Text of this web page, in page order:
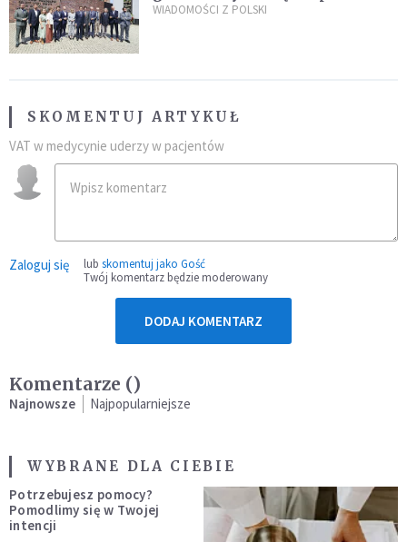
„Dolina Krzemowa”?
WIADOMOŚCI Z POLSKI
SKOMENTUJ ARTYKUŁ
VAT w medycynie uderzy w pacjentów
Zaloguj się lub skomentuj jako Gość
Twój komentarz będzie moderowany
DODAJ KOMENTARZ
Komentarze ()
Najnowsze Najpopularniejsze
WYBRANE DLA CIEBIE
Potrzebujesz pomocy?
Pomodlimy się w Twojej
intencji